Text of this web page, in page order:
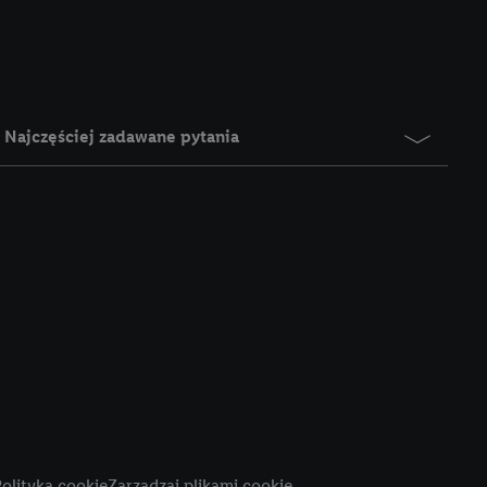
Najczęściej zadawane pytania
jednym z wyżej
możemy
rozpoznać
W tym celu
adres e-
adresu IP. Jeśli
użyciu adresu IP i
usług Lidl. W
Zgodę na
celów marketingu